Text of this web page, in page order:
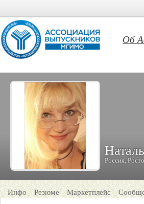
Об
Россия,
Инфо Резюме Маркетплейс